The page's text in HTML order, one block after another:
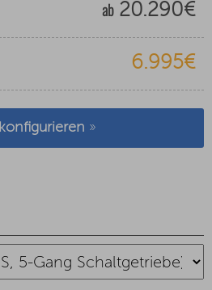
ab20.290€
6.995€
konfigurieren »